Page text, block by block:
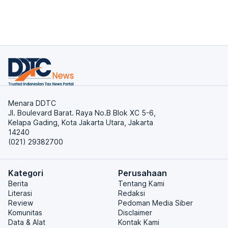
Menara DDTC
Jl. Boulevard Barat. Raya No.B Blok XC 5-6,
Kelapa Gading, Kota Jakarta Utara, Jakarta
14240
(021) 29382700
Kategori
Berita
Literasi
Review
Komunitas
Data & Alat
Perusahaan
Tentang Kami
Redaksi
Pedoman Media Siber
Disclaimer
Kontak Kami